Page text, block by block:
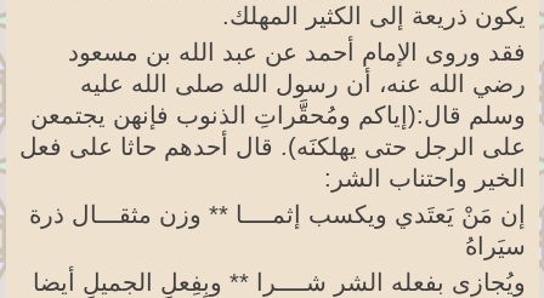
يكون ذريعة إلى الكثير المهلك.
فقد وروى الإمام أحمد عن عبد الله بن مسعود
رضي الله عنه، أن رسول الله صلى الله عليه
وسلم قال:(إياكم ومُحقَّراتِ الذنوب فإنهن يجتمعن
على الرجل حتى يهلكنَه). قال أحدهم حاثا على فعل
الخير واحتناب الشر:
إن مَنْ يَعتَدي ويكسب إثمــــا ** وزن مثقـــال ذرة
سيَراهُ
ويُجازى بفعله الشر شــــرا ** وبِفِعلِ الجميلِ أيضا